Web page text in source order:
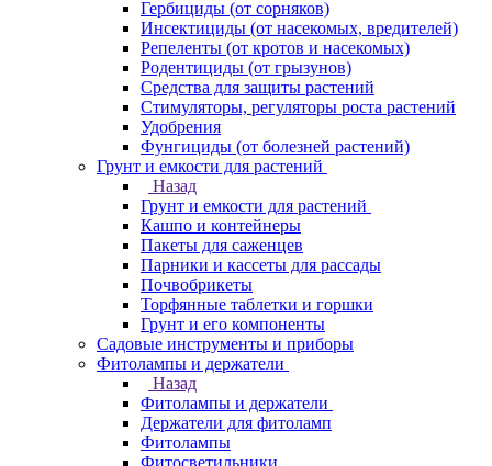
Гербициды (от сорняков)
Инсектициды (от насекомых, вредителей)
Репеленты (от кротов и насекомых)
Родентициды (от грызунов)
Средства для защиты растений
Стимуляторы, регуляторы роста растений
Удобрения
Фунгициды (от болезней растений)
Грунт и емкости для растений
Назад
Грунт и емкости для растений
Кашпо и контейнеры
Пакеты для саженцев
Парники и кассеты для рассады
Почвобрикеты
Торфянные таблетки и горшки
Грунт и его компоненты
Садовые инструменты и приборы
Фитолампы и держатели
Назад
Фитолампы и держатели
Держатели для фитоламп
Фитолампы
Фитосветильники